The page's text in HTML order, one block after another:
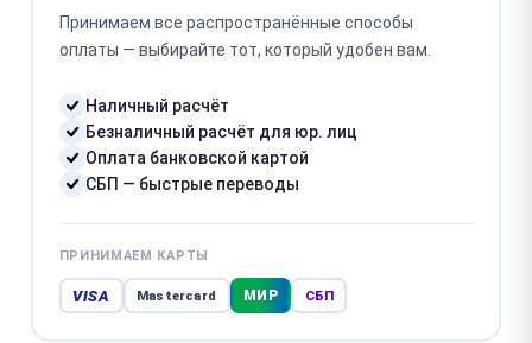
Принимаем все распространённые способы
оплаты — выбирайте тот, который удобен вам.
Наличный расчёт
Безналичный расчёт для юр. лиц
Оплата банковской картой
СБП — быстрые переводы
ПРИНИМАЕМ КАРТЫ
VISA Mastercard МИР СБП